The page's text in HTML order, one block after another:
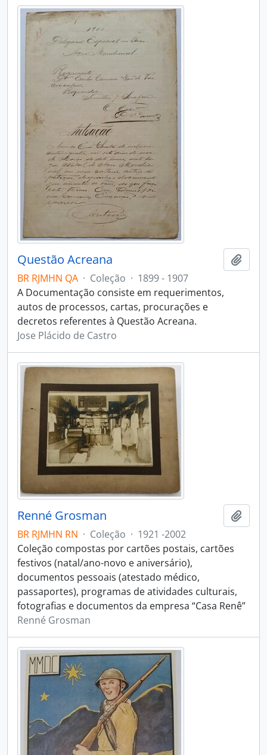
Questão Acreana
BR RJMHN QA · Coleção · 1899 - 1907
A Documentação consiste em requerimentos,
autos de processos, cartas, procurações e
decretos referentes à Questão Acreana.
Jose Plácido de Castro
Renné Grosman
BR RJMHN RN · Coleção · 1921 -2002
Coleção compostas por cartões postais, cartões
festivos (natal/ano-novo e aniversário),
documentos pessoais (atestado médico,
passaportes), programas de atividades culturais,
fotografias e documentos da empresa “Casa Renê”
Renné Grosman